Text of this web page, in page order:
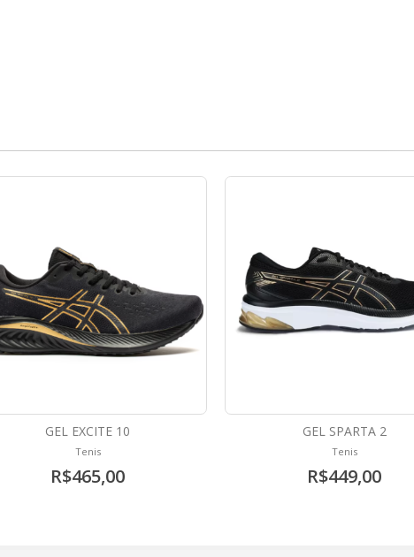
GEL EXCITE 10
Tenis
R$465,00
GEL SPARTA 2
Tenis
R$449,00